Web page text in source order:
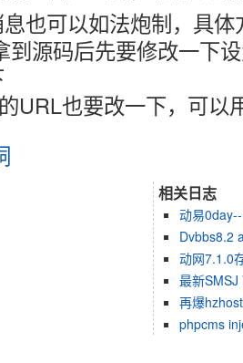
也可以如法炮制，具
到源码后先要修改一下
URL也要改一下，可以
相关日志
动易
Dvbbs8.2
动网7.1.0
最新SMSJ
再爆
phpcms